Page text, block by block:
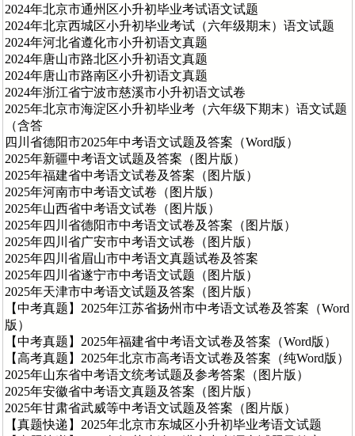
2024年北京市通州区小升初毕业考试语文试题
2024年北京西城区小升初毕业考试（六年级期末）语文试题
2024年河北省遵化市小升初语文真题
2024年唐山市路北区小升初语文真题
2024年唐山市路南区小升初语文真题
2024年浙江省宁波市慈溪市小升初语文试卷
2025年北京市海淀区小升初毕业考（六年级下期末）语文试题
（含答
四川省德阳市2025年中考语文试题及答案（Word版）
2025年新疆中考语文试题及答案（图片版）
2025年福建省中考语文试卷及答案（图片版）
2025年河南市中考语文试卷（图片版）
2025年山西省中考语文试卷（图片版）
2025年四川省德阳市中考语文试卷及答案（图片版）
2025年四川省广安市中考语文试卷（图片版）
2025年四川省眉山市中考语文真题试卷及答案
2025年四川省遂宁市中考语文试题（图片版）
2025年天津市中考语文试题及答案（图片版）
【中考真题】2025年江苏省扬州市中考语文试卷及答案（Word
版）
【中考真题】2025年福建省中考语文试卷及答案（Word版）
【高考真题】2025年北京市高考语文试卷及答案（纯Word版）
2025年山东省中考语文统考试题及参考答案（图片版）
2025年安徽省中考语文真题及答案（图片版）
2025年甘肃省武威等中考语文试题及答案（图片版）
【真题快递】2025年北京市东城区小升初毕业考语文试题